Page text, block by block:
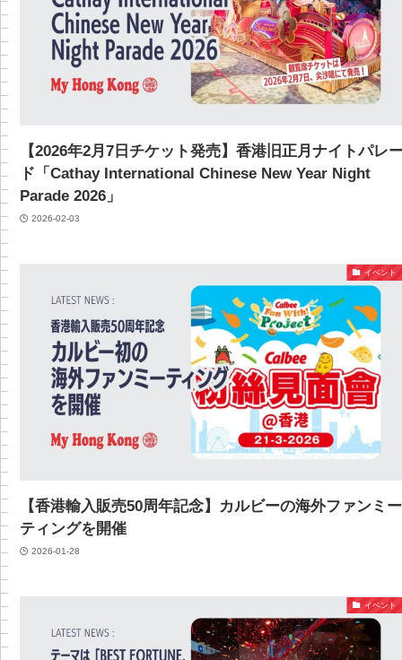
【2026年2月7日チケット発売】香港旧正月ナイトパレ
ド「Cathay International Chinese New Year Night
Parade 2026」
2026-02-03
イベント
【香港輸入販売50周年記念】カルビーの海外ファンミー
ティングを開催
2026-01-28
イベント